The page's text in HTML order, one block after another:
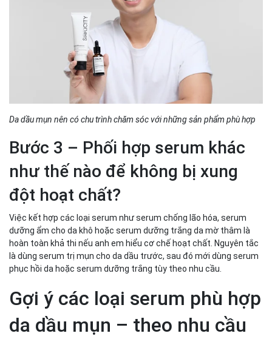
Da dầu mụn nên có chu trình chăm sóc với những sản phẩm phù hợp
Bước 3 – Phối hợp serum khác
như thế nào để không bị xung
đột hoạt chất?
Việc kết hợp các loại serum như serum chống lão hóa, serum
dưỡng ẩm cho da khô hoặc serum dưỡng trắng da mờ thâm là
hoàn toàn khả thi nếu anh em hiểu cơ chế hoạt chất. Nguyên tắc
là dùng serum trị mụn cho da dầu trước, sau đó mới dùng serum
phục hồi da hoặc serum dưỡng trắng tùy theo nhu cầu.
Gợi ý các loại serum phù hợp
da dầu mụn – theo nhu cầu